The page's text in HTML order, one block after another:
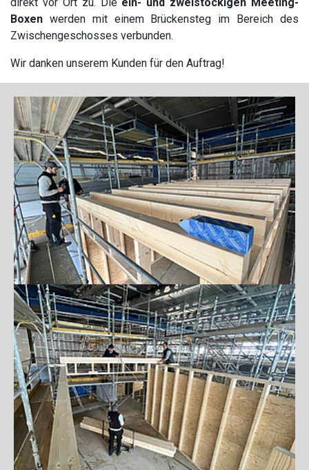
Boxen werden mit einem Brückensteg im Bereich des
Zwischengeschosses verbunden.
Wir danken unserem Kunden für den Auftrag!